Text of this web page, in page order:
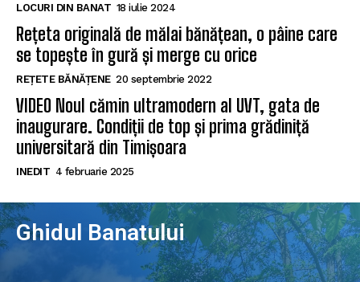
LOCURI DIN BANAT 18 iulie 2024
Rețeta originală de mălai bănățean, o pâine care
se topește în gură și merge cu orice
REȚETE BĂNĂȚENE 20 septembrie 2022
VIDEO Noul cămin ultramodern al UVT, gata de
inaugurare. Condiții de top și prima grădiniță
universitară din Timișoara
INEDIT 4 februarie 2025
Ghidul Banatului